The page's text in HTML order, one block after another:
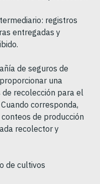
registros
entregadas y
de seguros de
una
recolección para el
corresponda,
de producción
recolector y
de cultivos